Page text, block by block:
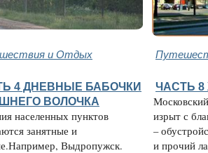
и Отдых
4 ДНЕВНЫЕ БАБОЧКИ
ВОЛОЧКА
населенных пунктов
занятные и
Выдропужск.
ЧАСТЬ
изрыт с
–
и прочий